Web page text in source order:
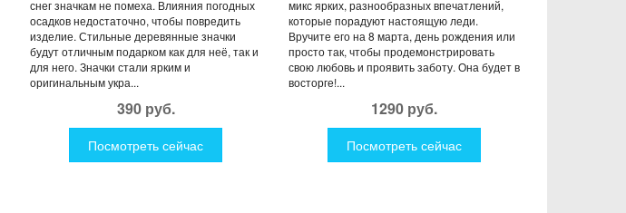
снег значкам не помеха. Влияния погодных
осадков недостаточно, чтобы повредить
изделие. Стильные деревянные значки
будут отличным подарком как для неё, так и
для него. Значки стали ярким и
оригинальным укра...
390 руб.
Посмотреть сейчас
микс ярких, разнообразных впечатлений,
которые порадуют настоящую леди.
Вручите его на 8 марта, день рождения или
просто так, чтобы продемонстрировать
свою любовь и проявить заботу. Она будет в
восторге!...
1290 руб.
Посмотреть сейчас